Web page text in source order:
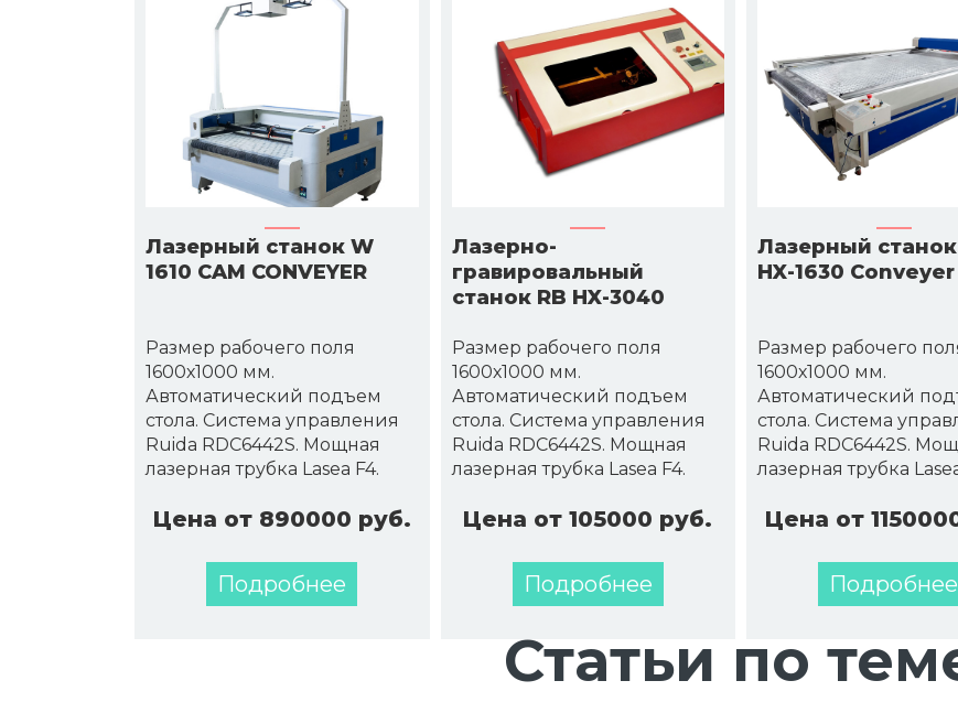
Лазерный станок W
1610 CAM CONVEYER
Размер рабочего поля
1600х1000 мм.
Автоматический подъем
стола. Система управления
Ruida RDC6442S. Мощная
лазерная трубка Lasea F4.
Цена от 890000 руб.
Подробнее
Лазерно-
гравировальный
станок RB HX-3040
Размер рабочего поля
1600х1000 мм.
Автоматический подъем
стола. Система управления
Ruida RDC6442S. Мощная
лазерная трубка Lasea F4.
Цена от 105000 руб.
Подробнее
Лазерный станок
HX-1630 Conveyer
Размер рабочего
1600х1000 мм.
Автоматический
стола. Система
Ruida RDC6442S.
лазерная трубка
Цена от
Подробнее
Статьи по